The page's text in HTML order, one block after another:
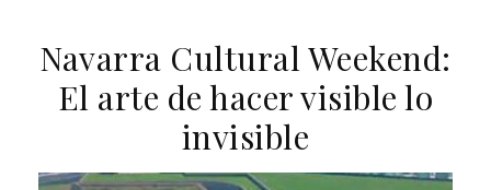
Navarra Cultural Weekend:
El arte de hacer visible lo
invisible